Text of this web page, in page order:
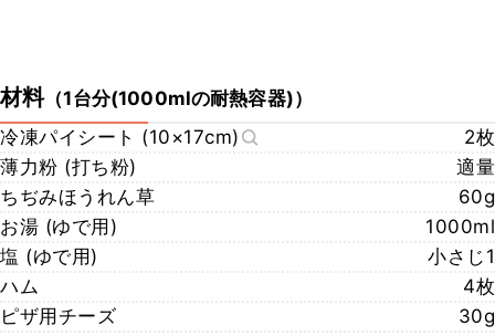
材料（1台分(1000mlの耐熱容器)）
冷凍パイシート (10×17cm)
2枚
薄力粉 (打ち粉)
適量
ちぢみほうれん草
60g
お湯 (ゆで用)
1000ml
塩 (ゆで用)
小さじ1
ハム
4枚
ピザ用チーズ
30g